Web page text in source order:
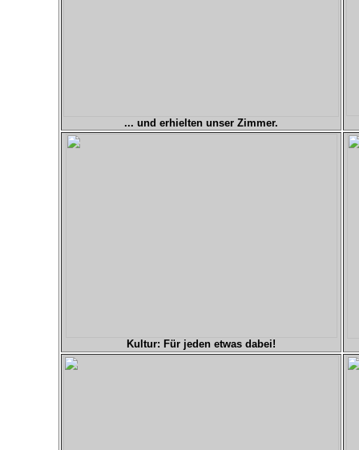
... und erhielten unser Zimmer.
Kultur: Für jeden etwas dabei!